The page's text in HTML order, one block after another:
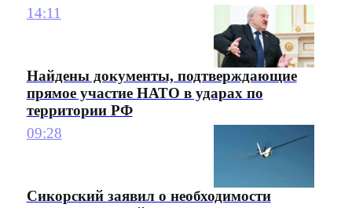
14:11
Найдены документы, подтверждающие
прямое участие НАТО в ударах по
территории РФ
09:28
Сикорский заявил о необходимости